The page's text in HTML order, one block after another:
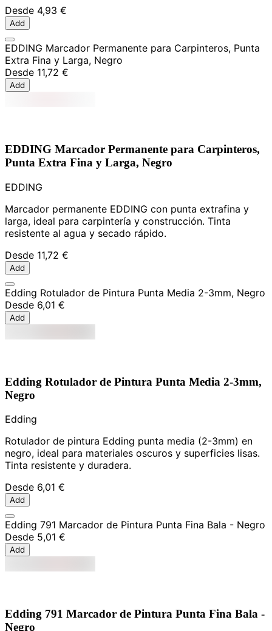
Desde 4,93 €
Add
EDDING Marcador Permanente para Carpinteros, Punta
Extra Fina y Larga, Negro
Desde 11,72 €
Add
EDDING Marcador Permanente para Carpinteros,
Punta Extra Fina y Larga, Negro
EDDING
Marcador permanente EDDING con punta extrafina y
larga, ideal para carpintería y construcción. Tinta
resistente al agua y secado rápido.
Desde 11,72 €
Add
Edding Rotulador de Pintura Punta Media 2-3mm, Negro
Desde 6,01 €
Add
Edding Rotulador de Pintura Punta Media 2-3mm,
Negro
Edding
Rotulador de pintura Edding punta media (2-3mm) en
negro, ideal para materiales oscuros y superficies lisas.
Tinta resistente y duradera.
Desde 6,01 €
Add
Edding 791 Marcador de Pintura Punta Fina Bala - Negro
Desde 5,01 €
Add
Edding 791 Marcador de Pintura Punta Fina Bala -
Negro